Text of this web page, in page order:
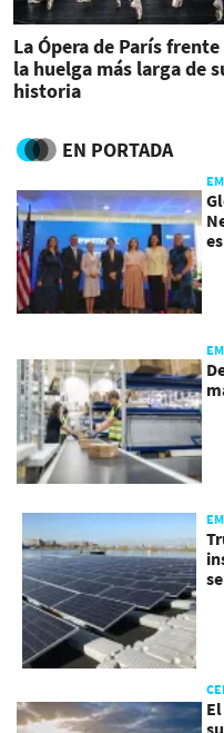
La Ópera de París frente
la huelga más larga de
historia
EN PORTADA